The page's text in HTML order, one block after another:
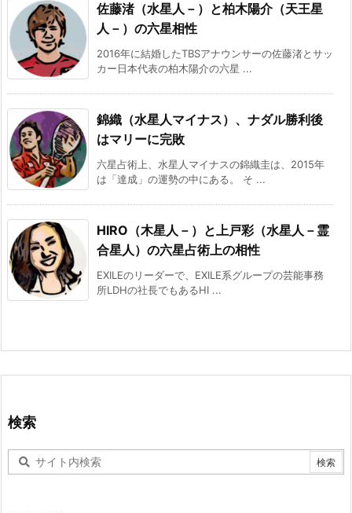
佐藤渚（水星人－）と柏木陽介（天王星
人－）の六星相性
2016年に結婚したTBSアナウンサーの佐藤渚とサッ
カー日本代表の柏木陽介の六星 ...
錦織（水星人マイナス）、ナダル勝利後
はマリーに完敗
六星占術上、水星人マイナスの錦織圭は、2015年
は「達成」の運勢の中にある。 そ ...
HIRO（木星人－）と上戸彩（水星人－霊
合星人）の六星占術上の相性
EXILEのリーダーで、EXILE系グループの芸能事務
所LDHの社長でもあるHI ...
検索